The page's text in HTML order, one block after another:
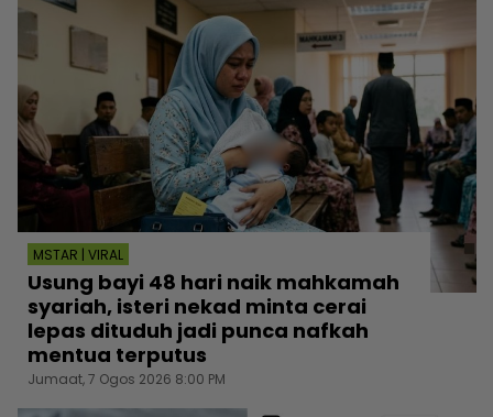
MSTAR | VIRAL
Usung bayi 48 hari naik mahkamah
syariah, isteri nekad minta cerai
lepas dituduh jadi punca nafkah
mentua terputus
Jumaat, 7 Ogos 2026 8:00 PM